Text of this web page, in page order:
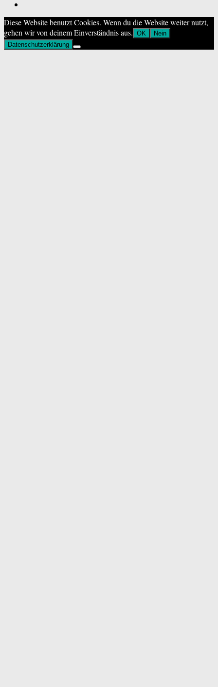
Diese Website benutzt Cookies. Wenn du die Website weiter nutzt,
gehen wir von deinem Einverständnis aus. OK
Nein
Datenschutzerklärung